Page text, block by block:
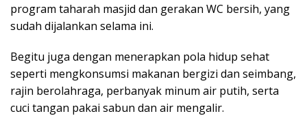
program taharah masjid dan gerakan WC bersih, yang
sudah dijalankan selama ini.
Begitu juga dengan menerapkan pola hidup sehat
seperti mengkonsumsi makanan bergizi dan seimbang,
rajin berolahraga, perbanyak minum air putih, serta
cuci tangan pakai sabun dan air mengalir.